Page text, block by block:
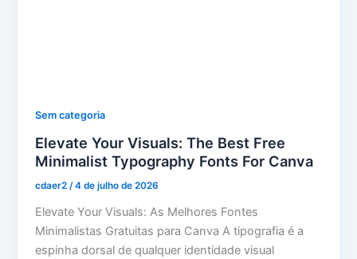
Sem categoria
Elevate Your Visuals: The Best Free
Minimalist Typography Fonts For Canva
cdaer2 /4 de julho de 2026
Elevate Your Visuals: As Melhores Fontes
Minimalistas Gratuitas para Canva A tipografia é a
espinha dorsal de qualquer identidade visual